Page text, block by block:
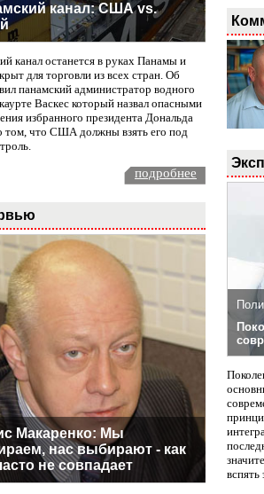
канал: США vs.
канал останется в руках Панамы и
для торговли из всех стран. Об
панамский администратор водного
Васкес который назвал опасными
избранного президента Дональда
том, что США должны взять его под
подробнее
Макаренко: Мы
нас выбирают - как
не совпадает